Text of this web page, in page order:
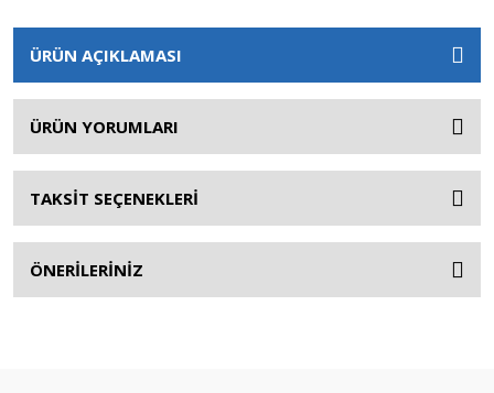
ÜRÜN AÇIKLAMASI
ÜRÜN YORUMLARI
TAKSİT SEÇENEKLERİ
ÖNERİLERİNİZ